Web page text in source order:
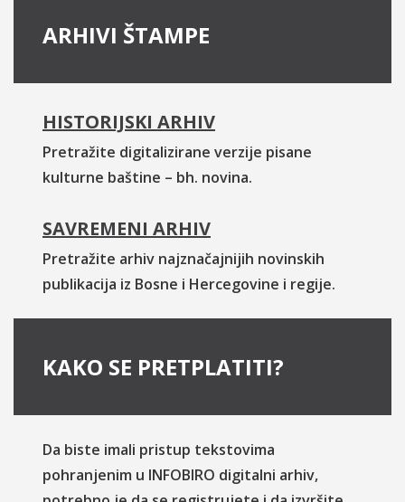
ARHIVI ŠTAMPE
HISTORIJSKI ARHIV
Pretražite digitalizirane verzije pisane
kulturne baštine – bh. novina.
SAVREMENI ARHIV
Pretražite arhiv najznačajnijih novinskih
publikacija iz Bosne i Hercegovine i regije.
KAKO SE PRETPLATITI?
Da biste imali pristup tekstovima
pohranjenim u INFOBIRO digitalni arhiv,